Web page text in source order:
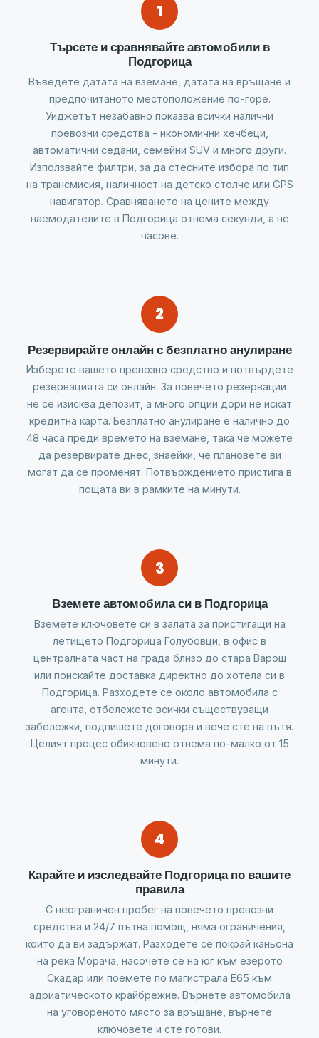
1
Търсете и сравнявайте автомобили в
Подгорица
Въведете датата на вземане, датата на връщане и
предпочитаното местоположение по-горе.
Уиджетът незабавно показва всички налични
превозни средства - икономични хечбеци,
автоматични седани, семейни SUV и много други.
Използвайте филтри, за да стесните избора по тип
на трансмисия, наличност на детско столче или GPS
навигатор. Сравняването на цените между
наемодателите в Подгорица отнема секунди, а не
часове.
2
Резервирайте онлайн с безплатно анулиране
Изберете вашето превозно средство и потвърдете
резервацията си онлайн. За повечето резервации
не се изисква депозит, а много опции дори не искат
кредитна карта. Безплатно анулиране е налично до
48 часа преди времето на вземане, така че можете
да резервирате днес, знаейки, че плановете ви
могат да се променят. Потвърждението пристига в
пощата ви в рамките на минути.
3
Вземете автомобила си в Подгорица
Вземете ключовете си в залата за пристигащи на
летището Подгорица Голубовци, в офис в
централната част на града близо до стара Варош
или поискайте доставка директно до хотела си в
Подгорица. Разходете се около автомобила с
агента, отбележете всички съществуващи
забележки, подпишете договора и вече сте на пътя.
Целият процес обикновено отнема по-малко от 15
минути.
4
Карайте и изследвайте Подгорица по вашите
правила
С неограничен пробег на повечето превозни
средства и 24/7 пътна помощ, няма ограничения,
които да ви задържат. Разходете се покрай каньона
на река Морача, насочете се на юг към езерото
Скадар или поемете по магистрала E65 към
адриатическото крайбрежие. Върнете автомобила
на уговореното място за връщане, върнете
ключовете и сте готови.